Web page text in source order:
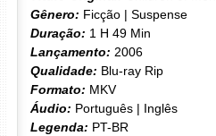
Gênero: Ficção | Suspense
Duração: 1 H 49 Min
Lançamento: 2006
Qualidade: Blu-ray Rip
Formato: MKV
Áudio: Português | Inglês
Legenda: PT-BR